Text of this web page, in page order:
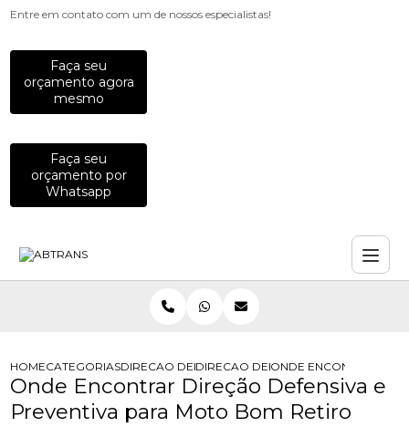
Entre em contato com um de nossos especialistas!
Faça seu
orçamento agora
mesmo
Faça seu
orçamento por
Whatsapp
HOMECATEGORIASDIRECAO DEFENSIVADIRECAO DEFENSIVA CORRETIVA
ONDE ENCONTRAR
Onde Encontrar Direção Defensiva e
Preventiva para Moto Bom Retiro